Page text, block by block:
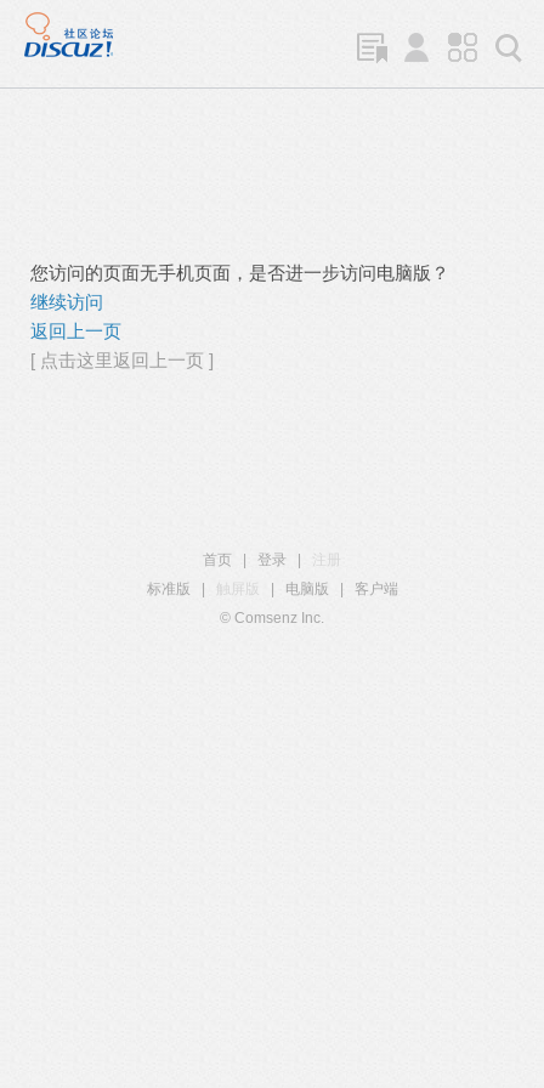
您访问的页面无手机页面，是否进一步访问电脑版？
继续访问
返回上一页
[ 点击这里返回上一页 ]
首页 登录
注册
标准版
触屏版 电脑版
客户端
© Comsenz Inc.